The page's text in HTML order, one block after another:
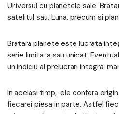
Universul cu planetele sale.
satelitul sau, Luna, precum si
Bratara planete este lucrata
serie limitata sau unicat.
un indiciu al prelucrari integral
In acelasi timp, ele confera
fiecarei piesa in parte. Astfel